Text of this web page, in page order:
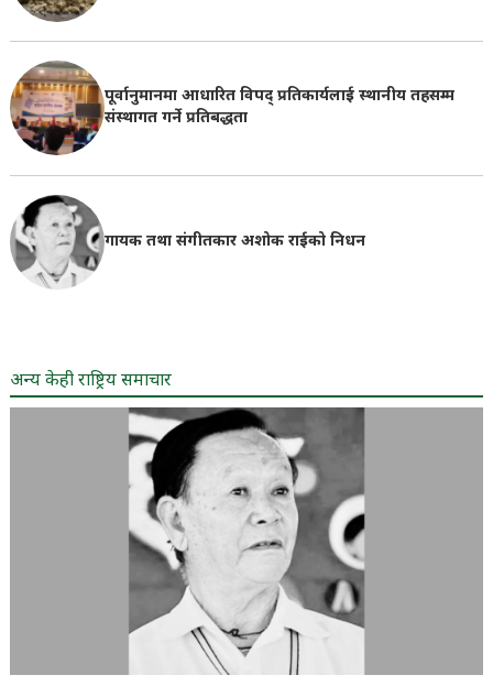
पूर्वानुमानमा आधारित विपद् प्रतिकार्यलाई स्थानीय तहसम्म
संस्थागत गर्ने प्रतिबद्धता
गायक तथा संगीतकार अशोक राईको निधन
अन्य केही राष्ट्रिय समाचार